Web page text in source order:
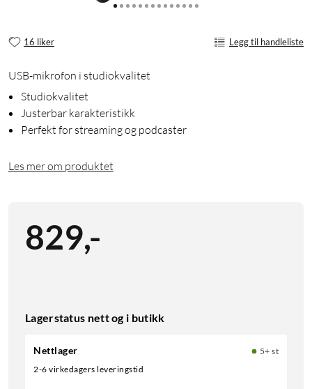
16 liker Legg til handleliste
USB-mikrofon i studiokvalitet
Studiokvalitet
Justerbar karakteristikk
Perfekt for streaming og podcaster
Les mer om produktet
829,-
Lagerstatus nett og i butikk
Nettlager
5+ st
2-6 virkedagers leveringstid